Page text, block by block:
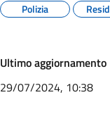
Polizia
Ultimo aggiornamento
29/07/2024, 10:38